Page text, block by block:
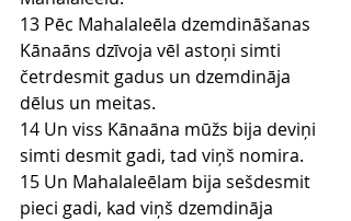
13 Pēc Mahalaleēla dzemdināšanas
Kānaāns dzīvoja vēl astoņi simti
četrdesmit gadus un dzemdināja
dēlus un meitas.
14 Un viss Kānaāna mūžs bija deviņi
simti desmit gadi, tad viņš nomira.
15 Un Mahalaleēlam bija sešdesmit
pieci gadi, kad viņš dzemdināja